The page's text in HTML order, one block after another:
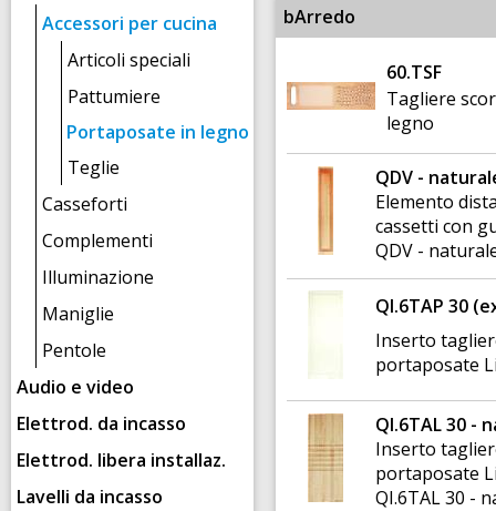
Accessori per cucina
Articoli speciali
Pattumiere
Portaposate in legno
Teglie
Casseforti
Complementi
Illuminazione
Maniglie
Pentole
Audio e video
Elettrod. da incasso
Elettrod. libera installaz.
Lavelli da incasso
bArredo
60.TSF
Tagliere
legno
QDV -
Elemento
cassetti con
QDV -
QI.6TAP 30
Inserto
portaposate
QI.6TAL 30 -
Inserto
portaposate
QI.6TAL 30 -